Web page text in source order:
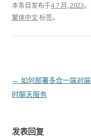
本条目发布于4 7 月, 2023
繁体中文标签。
文
章
← 如何部署多合一端对
时聊天服务
发表回复